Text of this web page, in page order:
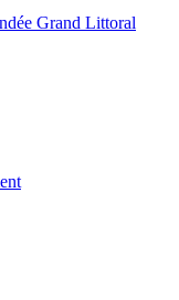
Grand Littoral